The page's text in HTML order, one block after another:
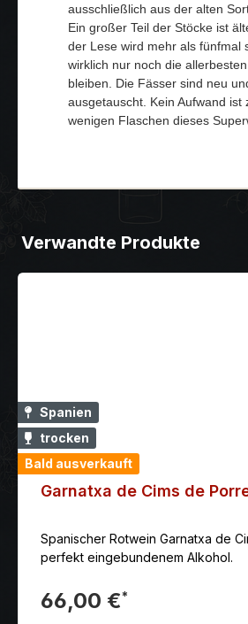
ausschließlich aus der alten
Ein großer Teil der Stöcke ist
der Lese wird mehr als fünfmal
wirklich nur noch die
bleiben. Die Fässer sind neu
ausgetauscht. Kein Aufwand ist
wenigen Flaschen dieses
Verwandte Produkte
Spanien
trocken
Bald ausverkauft
Garnatxa de Cims de
Spanischer Rotwein Garnatxa de
perfekt eingebundenem Alkohol.
66,00 €*